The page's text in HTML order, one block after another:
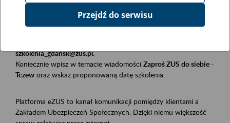
Opis wydarzenia
Szkolenie stacjonarne w siedzibie firmy, instytucji, urzędu.
szkolenia_gdansk@zus.pl.
Koniecznie wpisz w temacie wiadomości Zaproś ZUS do siebie -
Tczew oraz wskaż proponowaną datę szkolenia.
Platforma eZUS to kanał komunikacji pomiędzy klientami a
Zakładem Ubezpieczeń Społecznych. Dzięki niemu większość
Przejdź do serwisu